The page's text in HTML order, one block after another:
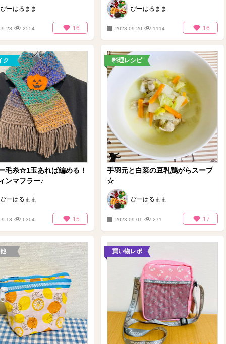
ぴーはるまま
2554 16
ぴーはるまま
2023.09.20 1114 16
ク
毛糸☆1玉あれば編める！
ンマフラー♪
ぴーはるまま
6304 15
料理レシピ
手羽元と白菜の豆乳鶏がらスープ
☆
ぴーはるまま
2023.09.01 271 17
買い物レポ